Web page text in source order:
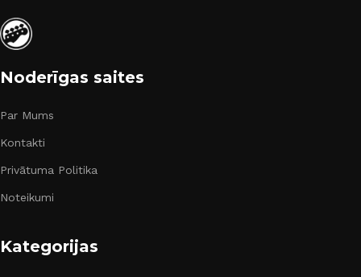
Noderīgas saites
Par Mums
Kontakti
Privātuma Politika
Noteikumi
Kategorijas